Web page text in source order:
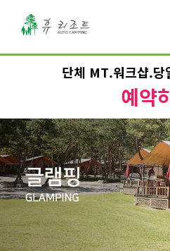
단체 MT.워크샵.당
예약